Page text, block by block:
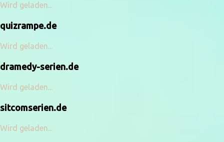
Wird geladen...
quizrampe.de
Wird geladen...
dramedy-serien.de
Wird geladen...
sitcomserien.de
Wird geladen...